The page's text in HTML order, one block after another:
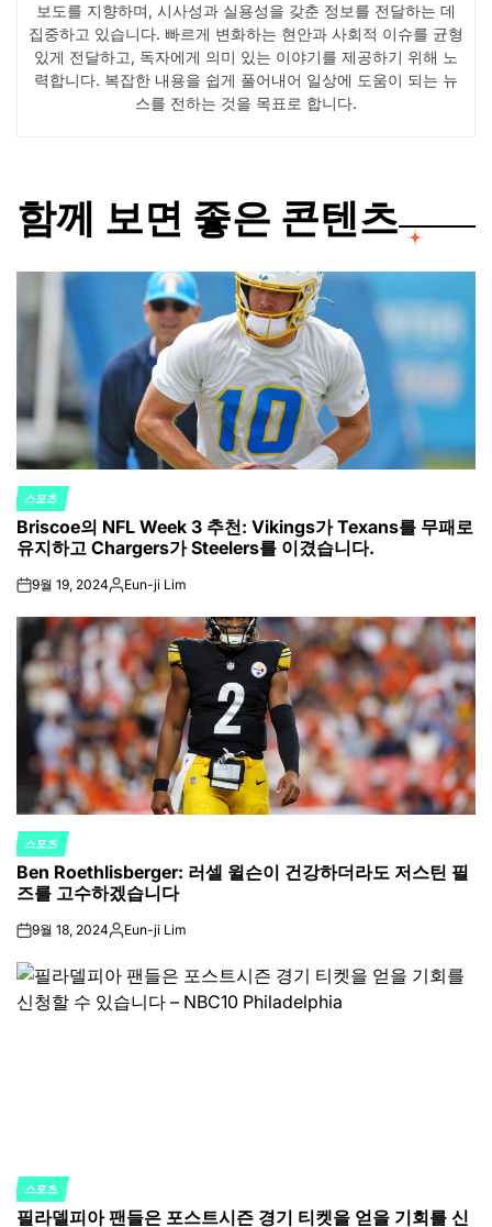
보도를 지향하며, 시사성과 실용성을 갖춘 정보를 전달하는 데
집중하고 있습니다. 빠르게 변화하는 현안과 사회적 이슈를 균형
있게 전달하고, 독자에게 의미 있는 이야기를 제공하기 위해 노
력합니다. 복잡한 내용을 쉽게 풀어내어 일상에 도움이 되는 뉴
스를 전하는 것을 목표로 합니다.
함께 보면 좋은 콘텐츠
POSTED
IN
스포츠
Briscoe의 NFL Week 3 추천: Vikings가 Texans를 무패로
유지하고 Chargers가 Steelers를 이겼습니다.
on9월 19, 2024Posted
Eun-ji Lim
POSTED
IN
스포츠
Ben Roethlisberger: 러셀 윌슨이 건강하더라도 저스틴 필
즈를 고수하겠습니다
on9월 18, 2024Posted
Eun-ji Lim
POSTED
IN
스포츠
필라델피아 팬들은 포스트시즌 경기 티켓을 얻을 기회를 신